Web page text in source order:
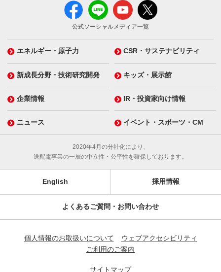
公式ソーシャルメディア一覧
エネルギー・原子力 CSR・サステナビリティ
新成長分野・技術研究開発 キッズ・展示館
企業情報 IR・投資家向け情報
ニュース イベント・スポーツ・CM
2020年4月の分社化により、
送配電事業の一層の中立性・公平性を確保しております。
English 採用情報
よくあるご質問・お問い合わせ
個人情報のお取扱いについて
ウェブアクセシビリティ
ご利用のご案内
サイトマップ